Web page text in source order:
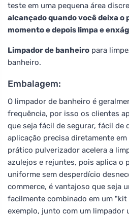
teste em uma pequena área
alcançado quando você deixa o
momento e depois limpa e
Limpador de banheiro para
banheiro.
Embalagem:
O limpador de banheiro é
frequência, por isso os clientes
que seja fácil de segurar, fácil de
aplicação precisa diretamente
prático pulverizador acelera a
azulejos e rejuntes, pois aplica o
uniforme sem desperdício
commerce, é vantajoso que seja
facilmente combinado em um "kit
exemplo, junto com um limpador